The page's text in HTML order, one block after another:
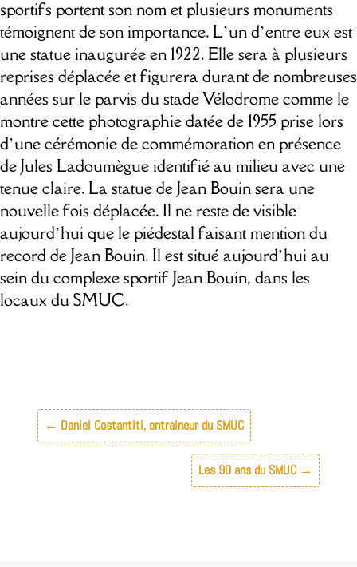
sportifs portent son nom et plusieurs monuments
témoignent de son importance. L’un d’entre eux est
une statue inaugurée en 1922. Elle sera à plusieurs
reprises déplacée et figurera durant de nombreuses
années sur le parvis du stade Vélodrome comme le
montre cette photographie datée de 1955 prise lors
d’une cérémonie de commémoration en présence
de Jules Ladoumègue identifié au milieu avec une
tenue claire. La statue de Jean Bouin sera une
nouvelle fois déplacée. Il ne reste de visible
aujourd’hui que le piédestal faisant mention du
record de Jean Bouin. Il est situé aujourd’hui au
sein du complexe sportif Jean Bouin, dans les
locaux du SMUC.
← Daniel Costantiti, entraineur du SMUC
Les 90 ans du SMUC →